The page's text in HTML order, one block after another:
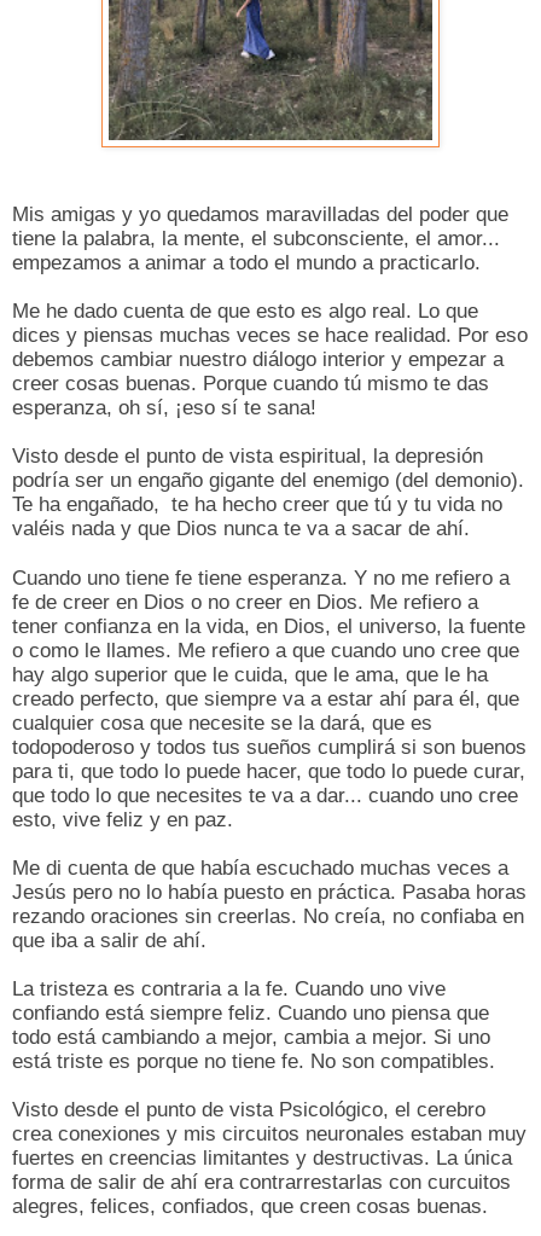
Mis amigas y yo quedamos maravilladas del poder que
tiene la palabra, la mente, el subconsciente, el amor...
empezamos a animar a todo el mundo a practicarlo.
Me he dado cuenta de que esto es algo real. Lo que
dices y piensas muchas veces se hace realidad. Por eso
debemos cambiar nuestro diálogo interior y empezar a
creer cosas buenas. Porque cuando tú mismo te das
esperanza, oh sí, ¡eso sí te sana!
Visto desde el punto de vista espiritual, la depresión
podría ser un engaño gigante del enemigo (del demonio).
Te ha engañado, te ha hecho creer que tú y tu vida no
valéis nada y que Dios nunca te va a sacar de ahí.
Cuando uno tiene fe tiene esperanza. Y no me refiero a
fe de creer en Dios o no creer en Dios. Me refiero a
tener confianza en la vida, en Dios, el universo, la fuente
o como le llames. Me refiero a que cuando uno cree que
hay algo superior que le cuida, que le ama, que le ha
creado perfecto, que siempre va a estar ahí para él, que
cualquier cosa que necesite se la dará, que es
todopoderoso y todos tus sueños cumplirá si son buenos
para ti, que todo lo puede hacer, que todo lo puede curar,
que todo lo que necesites te va a dar... cuando uno cree
esto, vive feliz y en paz.
Me di cuenta de que había escuchado muchas veces a
Jesús pero no lo había puesto en práctica. Pasaba horas
rezando oraciones sin creerlas. No creía, no confiaba en
que iba a salir de ahí.
La tristeza es contraria a la fe. Cuando uno vive
confiando está siempre feliz. Cuando uno piensa que
todo está cambiando a mejor, cambia a mejor. Si uno
está triste es porque no tiene fe. No son compatibles.
Visto desde el punto de vista Psicológico, el cerebro
crea conexiones y mis circuitos neuronales estaban muy
fuertes en creencias limitantes y destructivas. La única
forma de salir de ahí era contrarrestarlas con curcuitos
alegres, felices, confiados, que creen cosas buenas.